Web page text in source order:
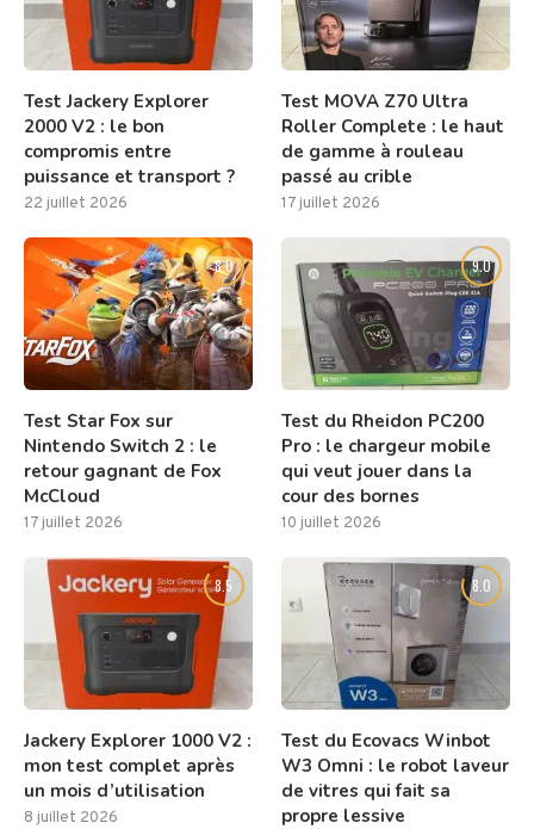
Test Jackery Explorer
2000 V2 : le bon
compromis entre
puissance et transport ?
22 juillet 2026
Test MOVA Z70 Ultra
Roller Complete : le haut
de gamme à rouleau
passé au crible
17 juillet 2026
8.0
Test Star Fox sur
Nintendo Switch 2 : le
retour gagnant de Fox
McCloud
17 juillet 2026
9.0
Test du Rheidon PC200
Pro : le chargeur mobile
qui veut jouer dans la
cour des bornes
10 juillet 2026
8.5
Jackery Explorer 1000 V2 :
mon test complet après
un mois d’utilisation
8 juillet 2026
8.0
Test du Ecovacs Winbot
W3 Omni : le robot laveur
de vitres qui fait sa
propre lessive